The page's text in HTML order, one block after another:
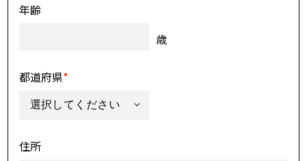
年齢
歳
都道府県*
住所